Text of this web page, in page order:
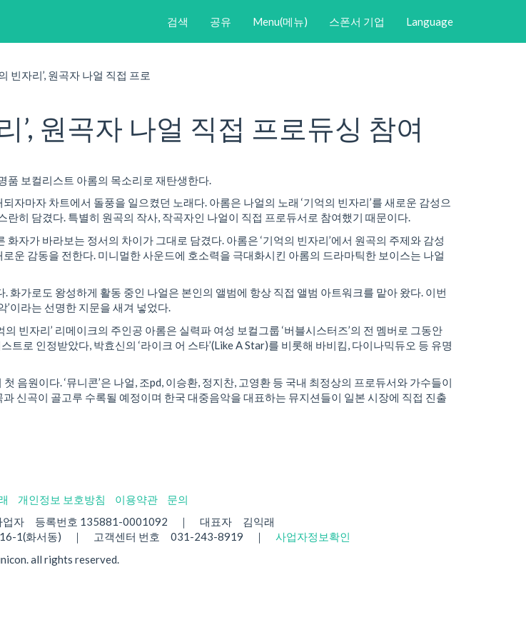
검색 공유 Menu(메뉴) 스폰서 기업
Language
’, 원곡자 나얼 직접 프로듀싱 참여
품 보컬리스트 아롬의 목소리로 재탄생한다.
자마자 차트에서 돌풍을 일으켰던 노래다. 아롬은 나얼의 노래 ‘기억의 빈자리’를 새로운 감성으
란히 담겼다. 특별히 원곡의 작사, 작곡자인 나얼이 직접 프로듀서로 참여했기 때문이다.
자가 바라보는 정서의 차이가 그대로 담겼다. 아롬은 ‘기억의 빈자리’에서 원곡의 주제와 감성
운 감동을 전한다. 미니멀한 사운드에 호소력을 극대화시킨 아롬의 드라마틱한 보이스는 나얼
화가로도 왕성하게 활동 중인 나얼은 본인의 앨범에 항상 직접 앨범 아트워크를 맡아 왔다. 이번
’이라는 선명한 지문을 새겨 넣었다.
빈자리’ 리메이크의 주인공 아롬은 실력파 여성 보컬그룹 ‘버블시스터즈’의 전 멤버로 그동안
로 인정받았다, 박효신의 ‘라이크 어 스타’(Like A Star)를 비롯해 바비킴, 다이나믹듀오 등 유명
음원이다. ‘뮤니콘’은 나얼, 조pd, 이승환, 정지찬, 고영환 등 국내 최정상의 프로듀서와 가수들이
신곡이 골고루 수록될 예정이며 한국 대중음악을 대표하는 뮤지션들이 일본 시장에 직접 진출
개인정보 보호방침 이용약관
문의
자 등록번호 135881-0001092 ｜ 대표자 김익래
16-1(화서동) ｜ 고객센터 번호 031-243-8919 ｜ 사업자정보확인
all rights reserved.